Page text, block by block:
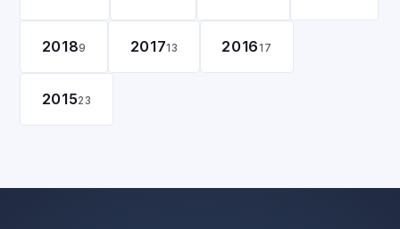
20189 201713 201617
201523